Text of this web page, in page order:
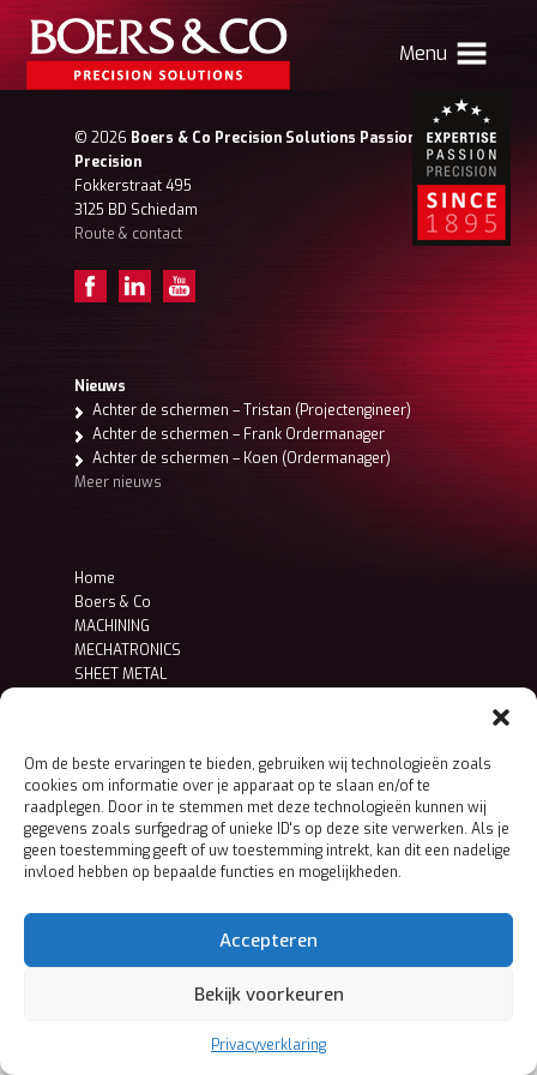
Om de beste ervaringen te bieden, gebruiken wij technologieën zoals
cookies om informatie over je apparaat op te slaan en/of te
raadplegen. Door in te stemmen met deze technologieën kunnen wij
gegevens zoals surfgedrag of unieke ID's op deze site verwerken. Als je
geen toestemming geeft of uw toestemming intrekt, kan dit een nadelige
invloed hebben op bepaalde functies en mogelijkheden.
Accepteren
Bekijk voorkeuren
Privacyverklaring
Menu
HOME
CONTACT
Verhuizing Atlas
© 2026 Boers & Co Precision Solutions Passion for
Precision
Fokkerstraat 495
3125 BD Schiedam
Route & contact
Nieuws
Achter de schermen – Tristan (Projectengineer)
Achter de schermen – Frank Ordermanager
Achter de schermen – Koen (Ordermanager)
Meer nieuws
Home
Boers & Co
MACHINING
MECHATRONICS
SHEET METAL